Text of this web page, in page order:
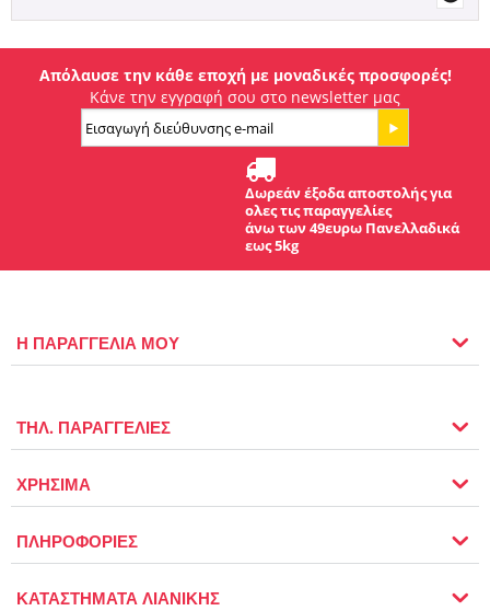
Απόλαυσε την κάθε εποχή με μοναδικές προσφορές!
Κάνε την εγγραφή σου στο newsletter μας
Δωρεάν έξοδα αποστολής για
ολες τις παραγγελίες
άνω των 49ευρω Πανελλαδικά
εως 5kg
Η ΠΑΡΑΓΓΕΛΙΑ ΜΟΥ
ΤΗΛ. ΠΑΡΑΓΓΕΛΙΕΣ
ΧΡΗΣΙΜΑ
ΠΛΗΡΟΦΟΡΙΕΣ
ΚΑΤΑΣΤΗΜΑΤΑ ΛΙΑΝΙΚΗΣ